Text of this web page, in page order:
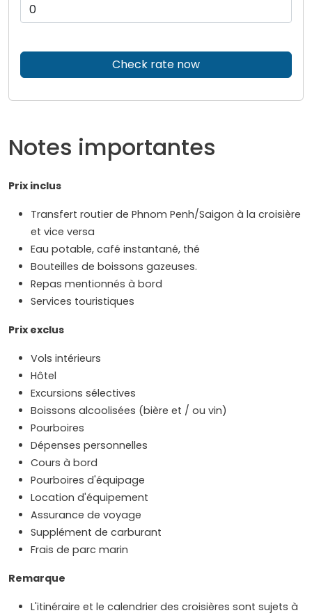
Check rate now
Notes importantes
Prix inclus
Transfert routier de Phnom Penh/Saigon à la croisière
et vice versa
Eau potable, café instantané, thé
Bouteilles de boissons gazeuses.
Repas mentionnés à bord
Services touristiques
Prix exclus
Vols intérieurs
Hôtel
Excursions sélectives
Boissons alcoolisées (bière et / ou vin)
Pourboires
Dépenses personnelles
Cours à bord
Pourboires d'équipage
Location d'équipement
Assurance de voyage
Supplément de carburant
Frais de parc marin
Remarque
L'itinéraire et le calendrier des croisières sont sujets à